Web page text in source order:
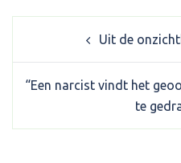
navigationUit de
“Een narcist vindt het
te